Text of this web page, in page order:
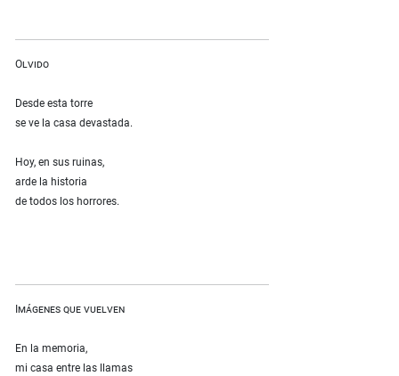
Olvido
Desde esta torre
se ve la casa devastada.
Hoy, en sus ruinas,
arde la historia
de todos los horrores.
Imágenes que vuelven
En la memoria,
mi casa entre las llamas